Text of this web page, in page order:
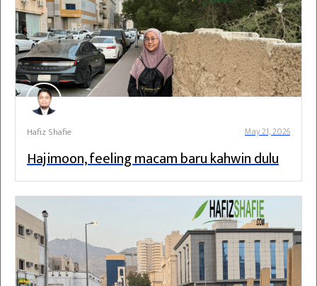
Hafiz Shafie May 21, 2026
Hajimoon, feeling macam baru kahwin dulu